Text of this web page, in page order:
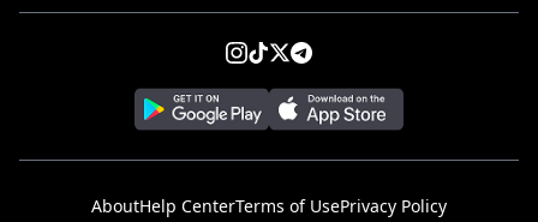
AboutHelp CenterTerms of UsePrivacy Policy